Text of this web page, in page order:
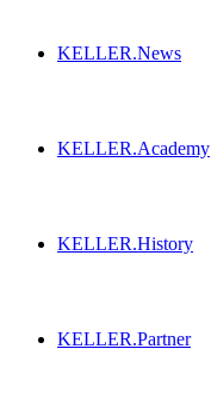
KELLER.News
KELLER.Academy
KELLER.History
KELLER.Partner